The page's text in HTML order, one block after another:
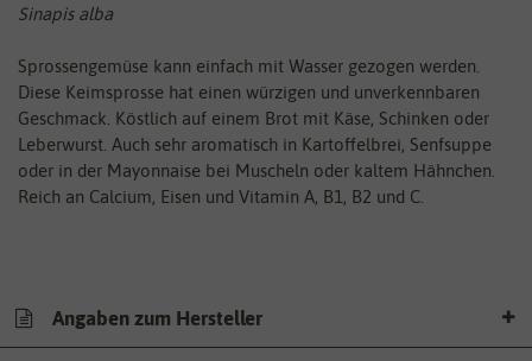
Sinapis alba
Sprossengemüse kann einfach mit Wasser gezogen werden.
Diese Keimsprosse hat einen würzigen und unverkennbaren
Geschmack. Köstlich auf einem Brot mit Käse, Schinken oder
Leberwurst. Auch sehr aromatisch in Kartoffelbrei, Senfsuppe
oder in der Mayonnaise bei Muscheln oder kaltem Hähnchen.
Reich an Calcium, Eisen und Vitamin A, B1, B2 und C.
Angaben zum Hersteller